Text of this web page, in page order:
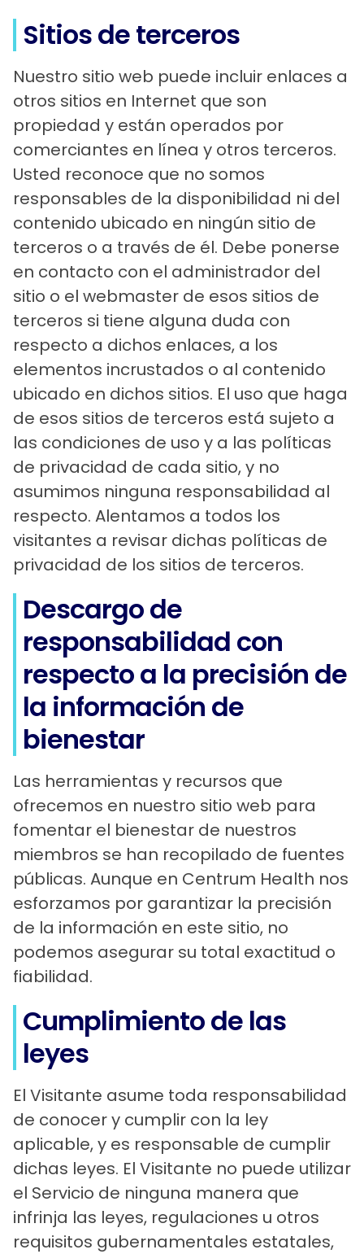
Sitios de terceros
Nuestro sitio web puede incluir enlaces a
otros sitios en Internet que son
propiedad y están operados por
comerciantes en línea y otros terceros.
Usted reconoce que no somos
responsables de la disponibilidad ni del
contenido ubicado en ningún sitio de
terceros o a través de él. Debe ponerse
en contacto con el administrador del
sitio o el webmaster de esos sitios de
terceros si tiene alguna duda con
respecto a dichos enlaces, a los
elementos incrustados o al contenido
ubicado en dichos sitios. El uso que haga
de esos sitios de terceros está sujeto a
las condiciones de uso y a las políticas
de privacidad de cada sitio, y no
asumimos ninguna responsabilidad al
respecto. Alentamos a todos los
visitantes a revisar dichas políticas de
privacidad de los sitios de terceros.
Descargo de
responsabilidad con
respecto a la precisión de
la información de
bienestar
Las herramientas y recursos que
ofrecemos en nuestro sitio web para
fomentar el bienestar de nuestros
miembros se han recopilado de fuentes
públicas. Aunque en Centrum Health nos
esforzamos por garantizar la precisión
de la información en este sitio, no
podemos asegurar su total exactitud o
fiabilidad.
Cumplimiento de las
leyes
El Visitante asume toda responsabilidad
de conocer y cumplir con la ley
aplicable, y es responsable de cumplir
dichas leyes. El Visitante no puede utilizar
el Servicio de ninguna manera que
infrinja las leyes, regulaciones u otros
requisitos gubernamentales estatales,